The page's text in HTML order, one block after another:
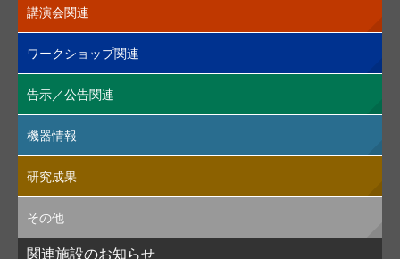
講演会関連
ワークショップ関連
告示／公告関連
機器情報
研究成果
その他
関連施設のお知らせ